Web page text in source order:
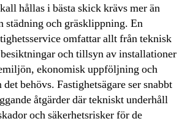
hållas i bästa skick krävs mer än
städning och gräsklippning. En
omfattar allt från teknisk
och tillsyn av installationer
ekonomisk uppföljning och
behövs. Fastighetsägare ser snabbt
åtgärder där tekniskt underhåll
och säkerhetsrisker för de